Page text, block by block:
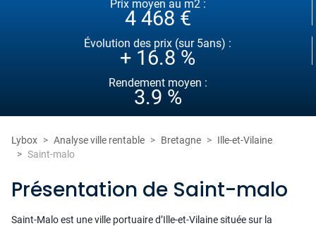
Prix moyen au m2 :
4 468 €
Évolution des prix (sur 5ans) :
+ 16.8 %
Rendement moyen :
3.9 %
Lybox Analyse ville rentable Bretagne
Ille-et-Vilaine
Saint-malo
Présentation de Saint-malo
Saint-Malo est une ville portuaire d’Ille-et-Vilaine située sur la